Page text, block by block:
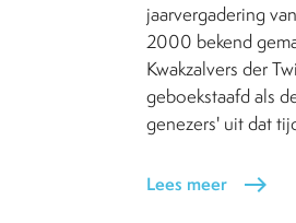
jaarvergadering
2000 bekend
Kwakzalvers der
geboekstaafd als
genezers' uit dat
Lees meer east